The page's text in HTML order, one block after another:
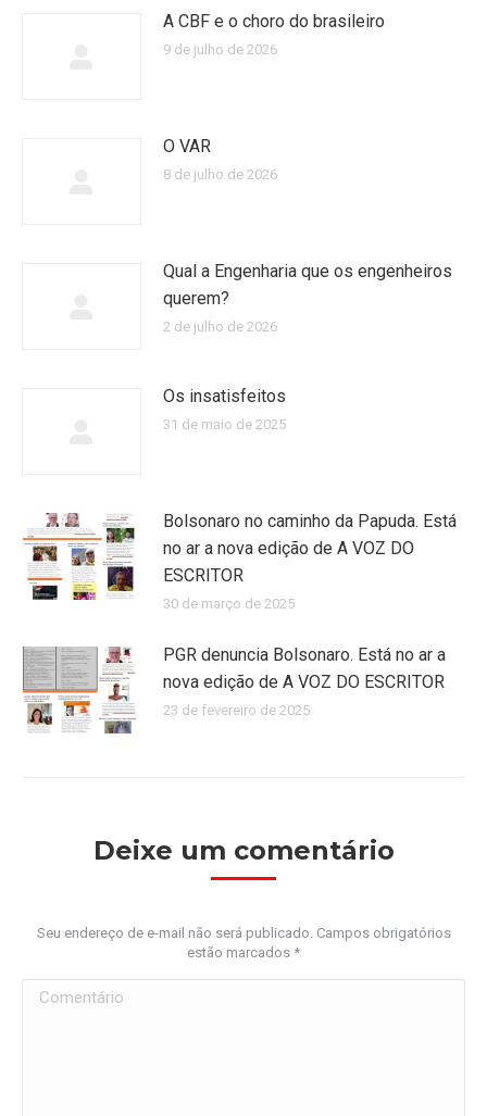
A CBF e o choro do brasileiro
9 de julho de 2026
O VAR
8 de julho de 2026
Qual a Engenharia que os engenheiros
querem?
2 de julho de 2026
Os insatisfeitos
31 de maio de 2025
Bolsonaro no caminho da Papuda. Está
no ar a nova edição de A VOZ DO
ESCRITOR
30 de março de 2025
PGR denuncia Bolsonaro. Está no ar a
nova edição de A VOZ DO ESCRITOR
23 de fevereiro de 2025
Deixe um comentário
Seu endereço de e-mail não será publicado. Campos obrigatórios
estão marcados *
Comentário